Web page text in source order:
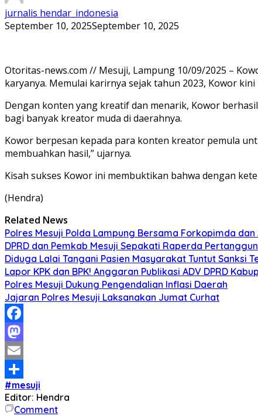
jurnalis hendar_indonesia
September 10, 2025September 10, 2025
Otoritas-news.com // Mesuji, Lampung 10/09/2025 –
karyanya. Memulai karirnya sejak tahun 2023, Kowor
Dengan konten yang kreatif dan menarik, Kowor
bagi banyak kreator muda di daerahnya.
Kowor berpesan kepada para konten kreator pemula
membuahkan hasil,” ujarnya.
Kisah sukses Kowor ini membuktikan bahwa dengan
(Hendra)
Related News
Polres Mesuji Polda Lampung Bersama Forkopimda
DPRD dan Pemkab Mesuji Sepakati Raperda
Diduga Lalai Tangani Pasien Masyarakat Tuntut Sanksi
Lapor KPK dan BPK! Anggaran Publikasi ADV DPRD
Polres Mesuji Dukung Pengendalian Inflasi Daerah
Jajaran Polres Mesuji Laksanakan Jumat Curhat
Facebook
Mastodon
Email
Share
#mesuji
Editor: Hendra
Comment